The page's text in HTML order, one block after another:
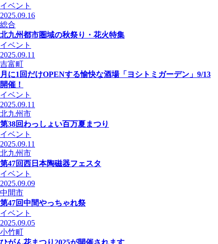
イベント
2025.09.16
総合
北九州都市圏域の秋祭り・花火特集
イベント
2025.09.11
吉富町
月に1回だけOPENする愉快な酒場「ヨシトミガーデン」9/13
開催！
イベント
2025.09.11
北九州市
第38回わっしょい百万夏まつり
イベント
2025.09.11
北九州市
第47回西日本陶磁器フェスタ
イベント
2025.09.09
中間市
第47回中間やっちゃれ祭
イベント
2025.09.05
小竹町
ひがん花まつり2025が開催されます